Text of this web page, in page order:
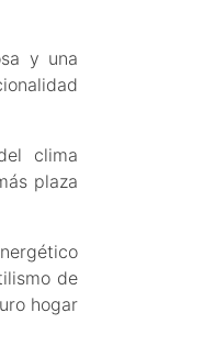
y una
clima
plaza
de
hogar